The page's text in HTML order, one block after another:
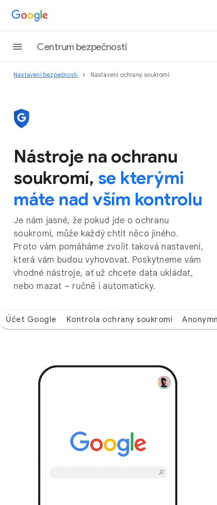
Centrum bezpečnosti
Nastavení bezpečnosti Nastavení ochrany soukromí
Nástroje na ochranu
soukromí, se kterými
máte nad vším kontrolu
Je nám jasné, že pokud jde o ochranu
soukromí, může každý chtít něco jiného.
Proto vám pomáháme zvolit taková nastavení,
která vám budou vyhovovat. Poskytneme vám
vhodné nástroje, ať už chcete data ukládat,
nebo mazat – ručně i automaticky.
Účet Google Kontrola ochrany soukromí